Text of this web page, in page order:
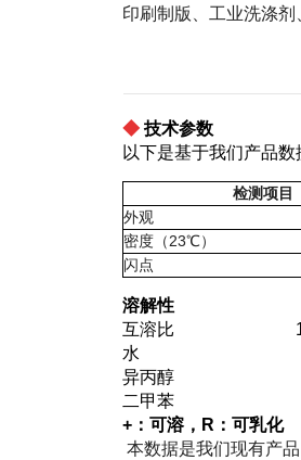
印刷制版、工业洗涤
◆ 技术参数
以下是基于我们产品
检测项目
外观
密度（23℃）
闪点
溶解性
互溶比
水
异丙醇
二甲
+：可溶，R：可乳化
本数据是我们现有产